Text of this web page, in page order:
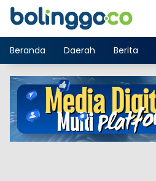
Langsung
Beranda
Daerah Berita